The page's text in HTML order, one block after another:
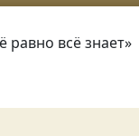
равно всё знает»